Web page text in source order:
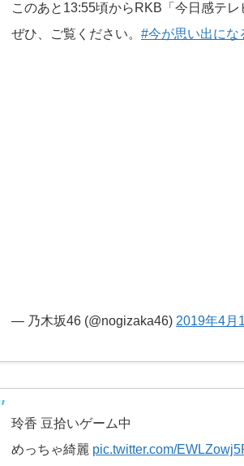
このあと13:55頃からRKB「今日感テ
ぜひ、ご覧ください。 #今が思い出にな
— 乃木坂46 (@nogizaka46) 2019年4月
玲香 豆拾いゲーム中
めっちゃ綺麗 pic.twitter.com/